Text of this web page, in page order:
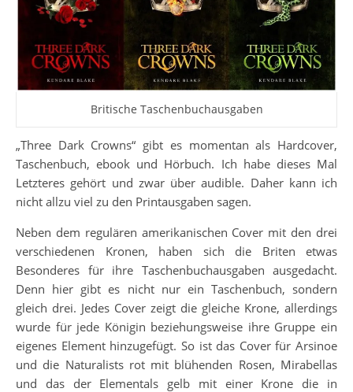
Britische Taschenbuchausgaben
„Three Dark Crowns“ gibt es momentan als Hardcover,
Taschenbuch, ebook und Hörbuch. Ich habe dieses Mal
Letzteres gehört und zwar über audible. Daher kann ich
nicht allzu viel zu den Printausgaben sagen.
Neben dem regulären amerikanischen Cover mit den drei
verschiedenen Kronen, haben sich die Briten etwas
Besonderes für ihre Taschenbuchausgaben ausgedacht.
Denn hier gibt es nicht nur ein Taschenbuch, sondern
gleich drei. Jedes Cover zeigt die gleiche Krone, allerdings
wurde für jede Königin beziehungsweise ihre Gruppe ein
eigenes Element hinzugefügt. So ist das Cover für Arsinoe
und die Naturalists rot mit blühenden Rosen, Mirabellas
und das der Elementals gelb mit einer Krone die in